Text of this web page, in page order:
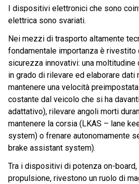
I dispositivi elettronici che sono
elettrica sono svariati.
Nei mezzi di trasporto altamente
fondamentale importanza è
sicurezza innovativi: una
in grado di rilevare ed elaborare dati
mantenere una velocità
costante dal veicolo che si ha
adattativo), rilevare angoli morti
mantenere la corsia (LKAS – lane
system) o frenare autonomamente
brake assistant system).
Tra i dispositivi di potenza on-board,
propulsione, rivestono un ruolo di